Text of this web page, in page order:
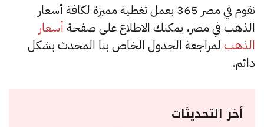
نقوم في مصر 365 بعمل تغطية مميزة لكافة أسعار
الذهب في مصر، يمكنك الاطلاع على صفحة أسعار
الذهب لمراجعة الجدول الخاص بنا المحدث بشكل
دائم.
أخر التحديثات